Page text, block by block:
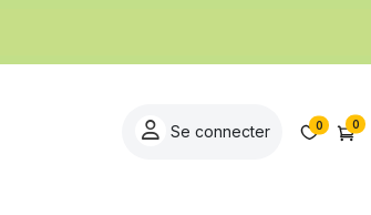
Se connecter 0 0